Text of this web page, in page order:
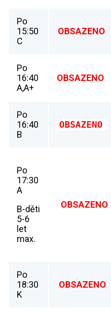
Po
15:50
C
OBSAZENO
Po
16:40
A,A+
OBSAZENO
Po
16:40
B
OBSAZENO
Po
17:30
A
B-děti
5-6
let
max.
OBSAZENO
Po
18:30
K
OBSAZENO